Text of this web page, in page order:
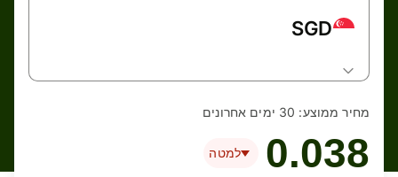
SGD
מחיר ממוצע: 30 ימים אחרונים
0.038 למטה